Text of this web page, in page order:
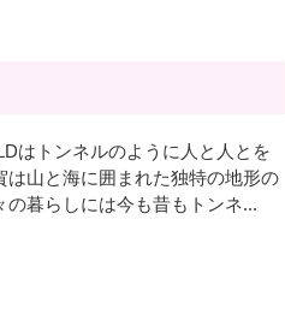
はトンネルのように人と人とを
山と海に囲まれた独特の地形の
暮らしには今も昔もトンネ...